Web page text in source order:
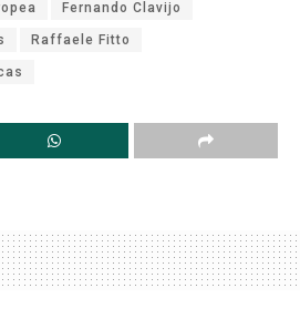
Fernando Clavijo
Raffaele Fitto